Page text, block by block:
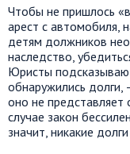
Чтобы не пришлось
арест с автомобиля,
детям должников
наследство,
Юристы
обнаружились долги,
оно не
случае закон
значит, никакие